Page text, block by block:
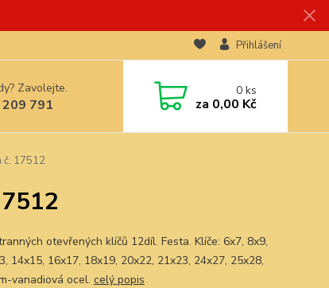
Přihlášení
Zavolejte.
791
0ks
za 0,00 Kč
č. 17512
otevřených klíčů 12díl. Festa. Klíče: 6x7, 8x9,
14x15, 16x17, 18x19, 20x22, 21x23, 24x27, 25x28,
vanadiová ocel. celý popis